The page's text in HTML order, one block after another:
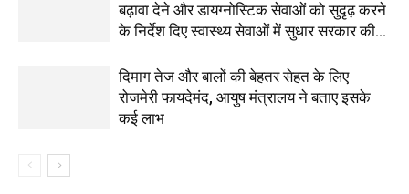
बढ़ावा देने और डायग्नोस्टिक सेवाओं को सुदृढ़ करने
के निर्देश दिए स्वास्थ्य सेवाओं में सुधार सरकार की...
दिमाग तेज और बालों की बेहतर सेहत के लिए
रोजमेरी फायदेमंद, आयुष मंत्रालय ने बताए इसके
कई लाभ